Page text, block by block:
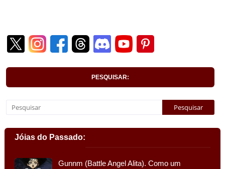
PESQUISAR:
Jóias do Passado:
Gunnm (Battle Angel Alita). Como um